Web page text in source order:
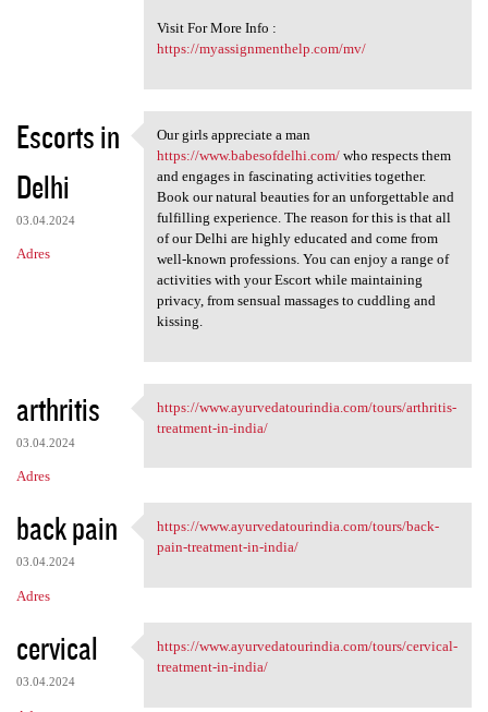
Visit For More Info :
https://myassignmenthelp.com/mv/
Escorts in
Delhi
03.04.2024
Adres
Our girls appreciate a man
Our girls appreciate a man
https://www.babesofdelhi.com/who respects them
and engages in fascinating activities together.
Book our natural beauties for an unforgettable and
fulfilling experience. The reason for this is that all
of our Delhi are highly educated and come from
well-known professions. You can enjoy a range of
activities with your Escort while maintaining
privacy, from sensual massages to cuddling and
kissing.
arthritis
03.04.2024
Adres
https://www.ayurvedatourindia
https://www.ayurvedatourindia.com/tours/arthritis-
treatment-in-india/
back pain
03.04.2024
Adres
https://www.ayurvedatourindia
https://www.ayurvedatourindia.com/tours/back-
pain-treatment-in-india/
cervical
03.04.2024
https://www.ayurvedatourindia
https://www.ayurvedatourindia.com/tours/cervical-
treatment-in-india/